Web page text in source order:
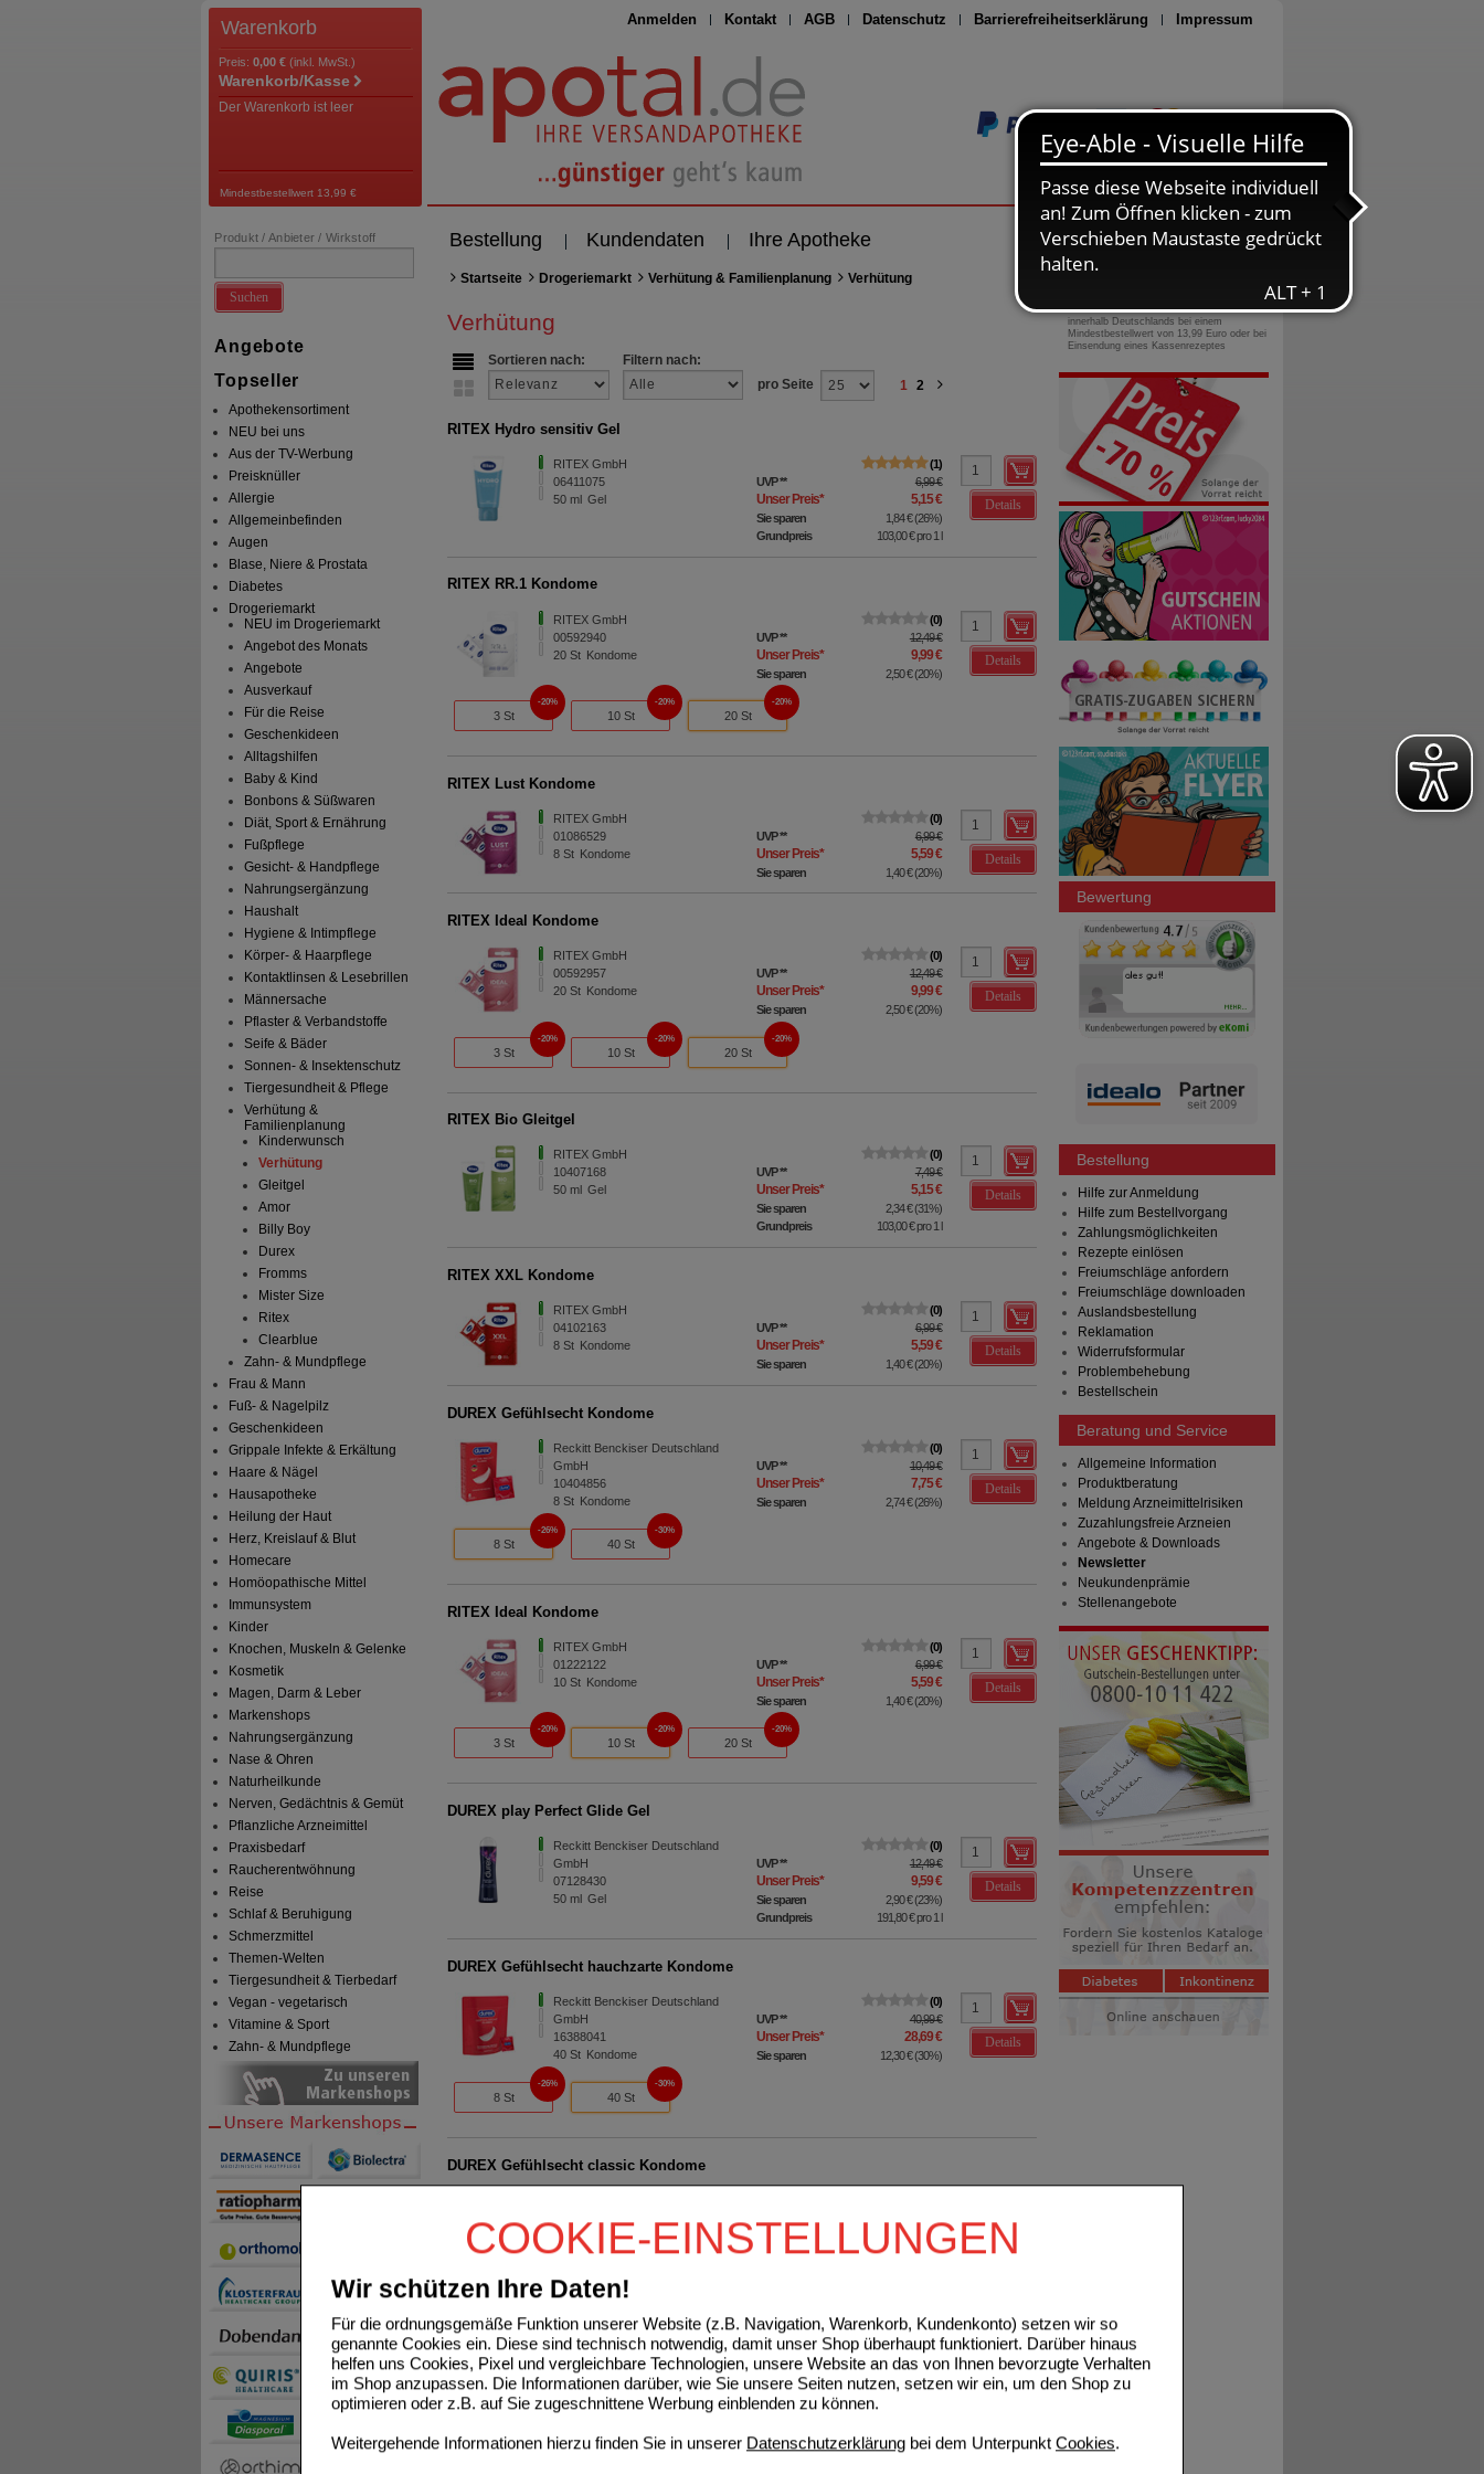
COOKIE-EINSTELLUNGEN
Wir schützen Ihre Daten!
Für die ordnungsgemäße Funktion unserer Website (z.B. Navigation, Warenkorb, Kundenkonto) setzen wir so
genannte Cookies ein. Diese sind technisch notwendig, damit unser Shop überhaupt funktioniert. Darüber hinaus
helfen uns Cookies, Pixel und vergleichbare Technologien, unsere Website an das von Ihnen bevorzugte Verhalten
im Shop anzupassen. Die Informationen darüber, wie Sie unsere Seiten nutzen, setzen wir ein, um den Shop zu
optimieren oder z.B. auf Sie zugeschnittene Werbung einblenden zu können.
Weitergehende Informationen hierzu finden Sie in unserer Datenschutzerklärung bei dem Unterpunkt Cookies.
Anmelden Kontakt AGB Datenschutz Barrierefreiheitserklärung Impressum
Seite drucken
Warenkorb
Preis: 0,00 € (inkl. MwSt.)
Warenkorb/Kasse
Der Warenkorb ist leer
Mindestbestellwert 13,99 €
Bestellung Kundendaten Ihre Apotheke
Produkt / Anbieter / Wirkstoff
Suchen
Angebote
Topseller
Apothekensortiment
NEU bei uns
Aus der TV-Werbung
Preisknüller
Allergie
Allgemeinbefinden
Augen
Blase, Niere & Prostata
Diabetes
Drogeriemarkt
NEU im Drogeriemarkt
Angebot des Monats
Angebote
Ausverkauf
Für die Reise
Geschenkideen
Alltagshilfen
Baby & Kind
Bonbons & Süßwaren
Diät, Sport & Ernährung
Fußpflege
Gesicht- & Handpflege
Nahrungsergänzung
Haushalt
Hygiene & Intimpflege
Körper- & Haarpflege
Kontaktlinsen & Lesebrillen
Männersache
Pflaster & Verbandstoffe
Seife & Bäder
Sonnen- & Insektenschutz
Tiergesundheit & Pflege
Verhütung &
Familienplanung
Kinderwunsch
Verhütung
Gleitgel
Amor
Billy Boy
Durex
Fromms
Mister Size
Ritex
Clearblue
Zahn- & Mundpflege
Frau & Mann
Fuß- & Nagelpilz
Geschenkideen
Grippale Infekte & Erkältung
Haare & Nägel
Hausapotheke
Heilung der Haut
Herz, Kreislauf & Blut
Homecare
Homöopathische Mittel
Immunsystem
Kinder
Knochen, Muskeln & Gelenke
Kosmetik
Magen, Darm & Leber
Markenshops
Nahrungsergänzung
Nase & Ohren
Naturheilkunde
Nerven, Gedächtnis & Gemüt
Pflanzliche Arzneimittel
Praxisbedarf
Raucherentwöhnung
Reise
Schlaf & Beruhigung
Schmerzmittel
Themen-Welten
Tiergesundheit & Tierbedarf
Vegan - vegetarisch
Vitamine & Sport
Zahn- & Mundpflege
Startseite Drogeriemarkt Verhütung & Familienplanung Verhütung
Verhütung
Sortieren nach:
Filtern nach:
pro Seite
1 2
RITEX Hydro sensitiv Gel
RITEX GmbH
06411075
50 ml Gel
1
UVP** 6,99 €
Unser Preis* 5,15 €
Sie sparen 1,84 €(26%)
Grundpreis
103,00 €pro 1 l
Details
RITEX RR.1 Kondome
RITEX GmbH
00592940
20St Kondome
0
UVP** 12,49 €
Unser Preis* 9,99 €
Sie sparen 2,50 €(20%)
Details
3 St
20%
10 St
20%
20 St
20%
RITEX Lust Kondome
RITEX GmbH
01086529
8St Kondome
0
UVP** 6,99 €
Unser Preis* 5,59 €
Sie sparen 1,40 €(20%)
Details
RITEX Ideal Kondome
RITEX GmbH
00592957
20St Kondome
0
UVP** 12,49 €
Unser Preis* 9,99 €
Sie sparen 2,50 €(20%)
Details
3 St
20%
10 St
20%
20 St
20%
RITEX Bio Gleitgel
RITEX GmbH
10407168
50 ml Gel
0
UVP** 7,49 €
Unser Preis* 5,15 €
Sie sparen 2,34 €(31%)
Grundpreis
103,00 €pro 1 l
Details
RITEX XXL Kondome
RITEX GmbH
04102163
8St Kondome
0
UVP** 6,99 €
Unser Preis* 5,59 €
Sie sparen 1,40 €(20%)
Details
DUREX Gefühlsecht Kondome
Reckitt Benckiser Deutschland
GmbH
10404856
8St Kondome
0
UVP** 10,49 €
Unser Preis* 7,75 €
Sie sparen 2,74 €(26%)
Details
8 St
26%
40 St
30%
RITEX Ideal Kondome
RITEX GmbH
01222122
10St Kondome
0
UVP** 6,99 €
Unser Preis* 5,59 €
Sie sparen 1,40 €(20%)
Details
3 St
20%
10 St
20%
20 St
20%
DUREX play Perfect Glide Gel
Reckitt Benckiser Deutschland
GmbH
07128430
50 ml Gel
0
UVP** 12,49 €
Unser Preis* 9,59 €
Sie sparen 2,90 €(23%)
Grundpreis
191,80 €pro 1 l
Details
DUREX Gefühlsecht hauchzarte Kondome
Reckitt Benckiser Deutschland
GmbH
16388041
40St Kondome
0
UVP** 40,99 €
Unser Preis* 28,69 €
Sie sparen 12,30 €(30%)
Details
8 St
26%
40 St
30%
DUREX Gefühlsecht classic Kondome
16596667
20St Kondome
Unser Preis 14,49 €
Sie sparen 6,00 €(29%)
Details
RITEX Gel+
RITEX GmbH
03815636
50 ml Gel
0
6,99 €
Unser Preis* 5,15 €
Sie sparen 1,84 €(26%)
Grundpreis
103,00 €
Details
0800-10 11 422
gebührenfreie Rufnummer
innerhalb Deutschlands bei einem
Mindestbestellwert von 13,99 Euro oder bei
Einsendung eines Kassenrezeptes
Bewertung
Bestellung
Hilfe zur Anmeldung
Hilfe zum Bestellvorgang
Zahlungsmöglichkeiten
Rezepte einlösen
Freiumschläge anfordern
Freiumschläge downloaden
Auslandsbestellung
Reklamation
Widerrufsformular
Problembehebung
Bestellschein
Beratung und Service
Allgemeine Information
Produktberatung
Meldung Arzneimittelrisiken
Zuzahlungsfreie Arzneien
Angebote & Downloads
Newsletter
Neukundenprämie
Stellenangebote